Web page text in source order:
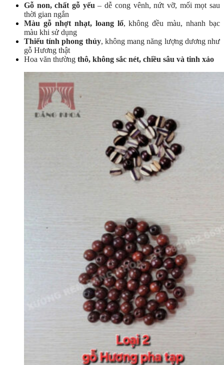
Gỗ non, chất gỗ yếu–dễ cong vênh, nứt vỡ, mối mọt sau
thời gian ngắn
Màu gỗ nhợt nhạt, loang lổ, không đều màu, nhanh bạc
màu khi sử dụng
Thiếu tính phong thủy, không mang năng lượng dương như
gỗ Hương thật
Hoa văn thường thô, không sắc nét, chiều sâu và tinh xảo